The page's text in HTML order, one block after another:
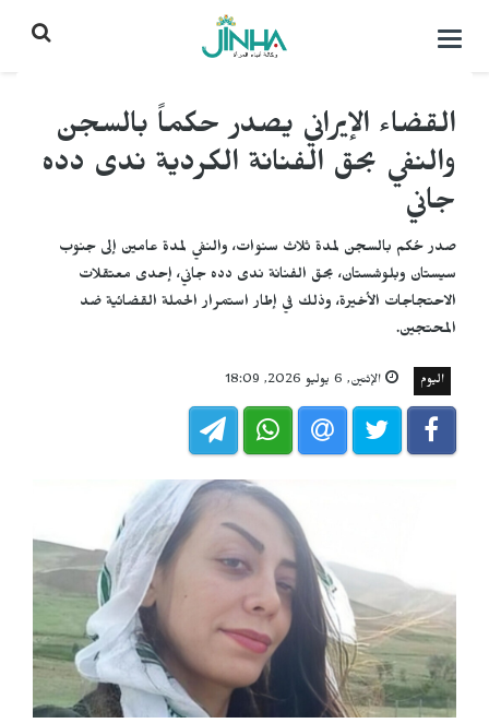
التحكم
القضاء الإيراني يصدر حكماً بالسجن
والنفي بحق الفنانة الكردية ندى دده
جاني
صدر حُكم بالسجن لمدة ثلاث سنوات، والنفي لمدة عامين إلى جنوب
سيستان وبلوشستان، بحق الفنانة ندى دده جاني، إحدى معتقلات
الاحتجاجات الأخيرة، وذلك في إطار استمرار الحملة القضائية ضد
المحتجين.
اليوم الإثنين, 6 يوليو 2026, 18:09